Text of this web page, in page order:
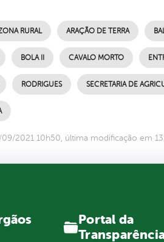
RURAL ARAÇÃO DE TERRA
BOLA II CAVALO MORTO
RODRIGUES SECRETARIA DE
2021 10h50, última modificação em
Portal da